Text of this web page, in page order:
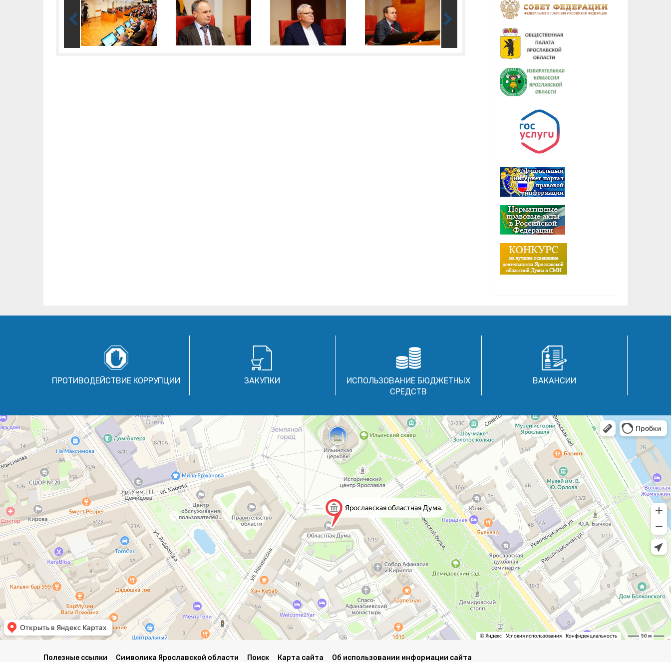
ПРОТИВОДЕЙСТВИЕ КОРРУПЦИИ ЗАКУПКИ
ИСПОЛЬЗОВАНИЕ БЮДЖЕТНЫХ
СРЕДСТВ
ВАКАНСИИ
Полезные ссылки Символика Ярославской области Поиск Карта сайта Об использовании информации сайта